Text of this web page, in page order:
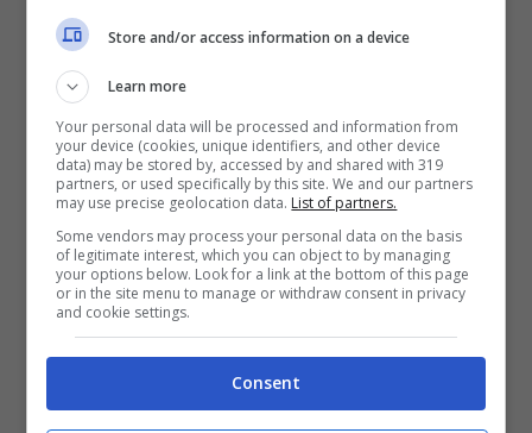
SNAI
Bonus Benvenuto Sport: fino a 1.000€
50% sul deposito fino a 50€
1000€
Store and/or access information on a device
Learn more
Your personal data will be processed and information from
your device (cookies, unique identifiers, and other device
data) may be stored by, accessed by and shared with 319
partners, or used specifically by this site. We and our partners
may use precise geolocation data. List of partners.
Some vendors may process your personal data on the basis
of legitimate interest, which you can object to by managing
your options below. Look for a link at the bottom of this page
or in the site menu to manage or withdraw consent in privacy
and cookie settings.
Consent